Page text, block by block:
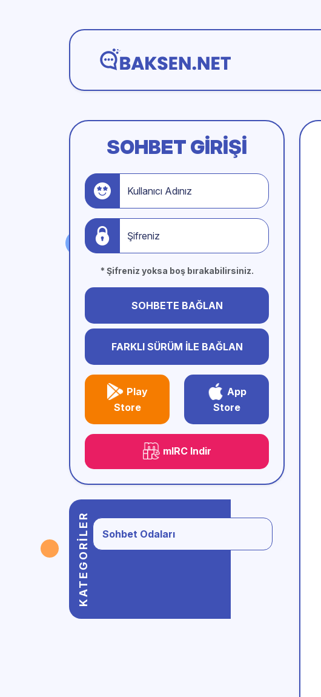
SOHBET GIRIŞI
Kullanıcı Adınız
Şifreniz
* Şifreniz yoksa boş bırakabilirsiniz.
SOHBETE BAĞLAN
FARKLI SÜRÜM İLE BAĞLAN
Play
Store
App
Store
mIRC Indir
KATEGORILER Sohbet Odaları